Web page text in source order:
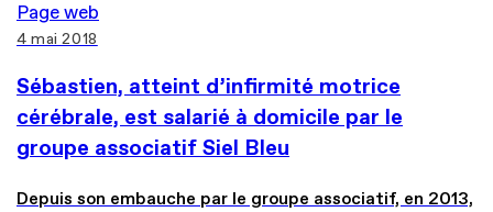
Page web
4 mai 2018
Sébastien, atteint d’infirmité motrice
cérébrale, est salarié à domicile par le
groupe associatif Siel Bleu
Depuis son embauche par le groupe associatif, en 2013,